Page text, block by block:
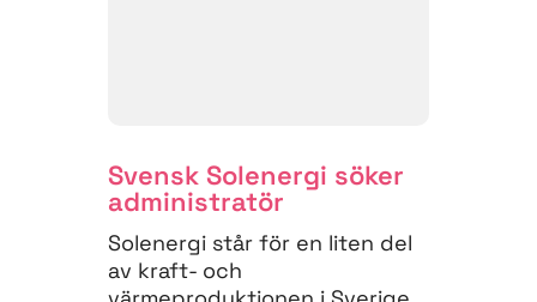
Svensk Solenergi söker
administratör
Solenergi står för en liten del
av kraft- och